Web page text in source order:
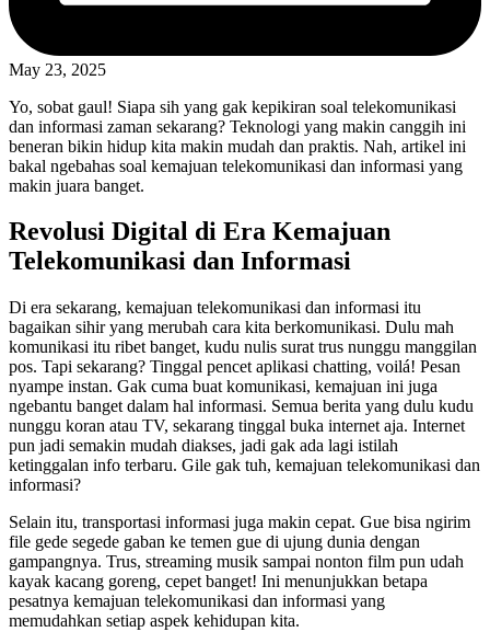
May 23, 2025
Yo, sobat gaul! Siapa sih yang gak kepikiran soal telekomunikasi
dan informasi zaman sekarang? Teknologi yang makin canggih ini
beneran bikin hidup kita makin mudah dan praktis. Nah, artikel ini
bakal ngebahas soal kemajuan telekomunikasi dan informasi yang
makin juara banget.
Revolusi Digital di Era Kemajuan
Telekomunikasi dan Informasi
Di era sekarang, kemajuan telekomunikasi dan informasi itu
bagaikan sihir yang merubah cara kita berkomunikasi. Dulu mah
komunikasi itu ribet banget, kudu nulis surat trus nunggu manggilan
pos. Tapi sekarang? Tinggal pencet aplikasi chatting, voilá! Pesan
nyampe instan. Gak cuma buat komunikasi, kemajuan ini juga
ngebantu banget dalam hal informasi. Semua berita yang dulu kudu
nunggu koran atau TV, sekarang tinggal buka internet aja. Internet
pun jadi semakin mudah diakses, jadi gak ada lagi istilah
ketinggalan info terbaru. Gile gak tuh, kemajuan telekomunikasi dan
informasi?
Selain itu, transportasi informasi juga makin cepat. Gue bisa ngirim
file gede segede gaban ke temen gue di ujung dunia dengan
gampangnya. Trus, streaming musik sampai nonton film pun udah
kayak kacang goreng, cepet banget! Ini menunjukkan betapa
pesatnya kemajuan telekomunikasi dan informasi yang
memudahkan setiap aspek kehidupan kita.